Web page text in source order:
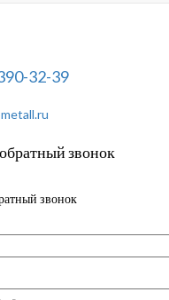
32-39
звонок
звонок